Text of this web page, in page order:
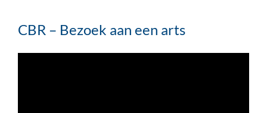
CBR – Bezoek aan een arts